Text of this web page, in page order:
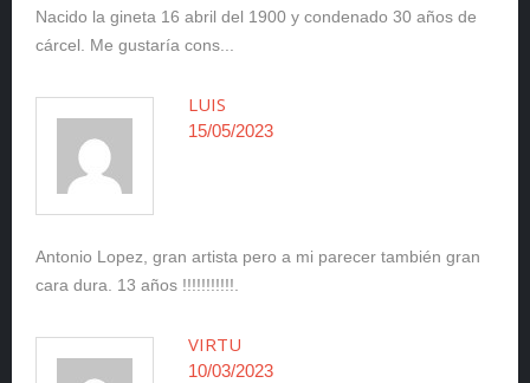
Nacido la gineta 16 abril del 1900 y condenado 30 años de
cárcel. Me gustaría cons...
LUIS
15/05/2023
Antonio Lopez, gran artista pero a mi parecer también gran
cara dura. 13 años !!!!!!!!!!!.
VIRTU
10/03/2023